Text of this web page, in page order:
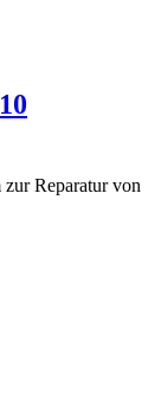
Reparatur von